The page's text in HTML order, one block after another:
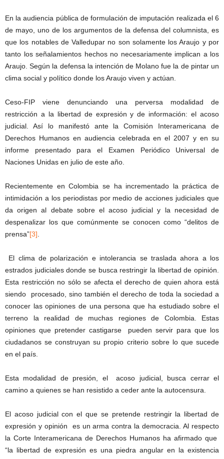
En la audiencia pública de formulación de imputación realizada el 6
de mayo, uno de los argumentos de la defensa del columnista, es
que los notables de Valledupar no son solamente los Araujo y por
tanto los señalamientos hechos no necesariamente implican a los
Araujo. Según la defensa la intención de Molano fue la de pintar un
clima social y político donde los Araujo viven y actúan.
Ceso-FIP viene denunciando una perversa modalidad de
restricción a la libertad de expresión y de información: el acoso
judicial. Así lo manifestó ante la Comisión Interamericana de
Derechos Humanos en audiencia celebrada en el 2007 y en su
informe presentado para el Examen Periódico Universal de
Naciones Unidas en julio de este año.
Recientemente en Colombia se ha incrementado la práctica de
intimidación a los periodistas por medio de acciones judiciales que
da origen al debate sobre el acoso judicial y la necesidad de
despenalizar los que comúnmente se conocen como “delitos de
prensa”[3]
El clima de polarización e intolerancia se traslada ahora a los
estrados judiciales donde se busca restringir la libertad de opinión.
Esta restricción no sólo se afecta el derecho de quien ahora está
siendo procesado, sino también el derecho de toda la sociedad a
conocer las opiniones de una persona que ha estudiado sobre el
terreno la realidad de muchas regiones de Colombia. Estas
opiniones que pretender castigarse pueden servir para que los
ciudadanos se construyan su propio criterio sobre lo que sucede
en el país.
Esta modalidad de presión, el acoso judicial, busca cerrar el
camino a quienes se han resistido a ceder ante la autocensura.
El acoso judicial con el que se pretende restringir la libertad de
expresión y opinión es un arma contra la democracia. Al respecto
la Corte Interamericana de Derechos Humanos ha afirmado que
“la libertad de expresión es una piedra angular en la existencia